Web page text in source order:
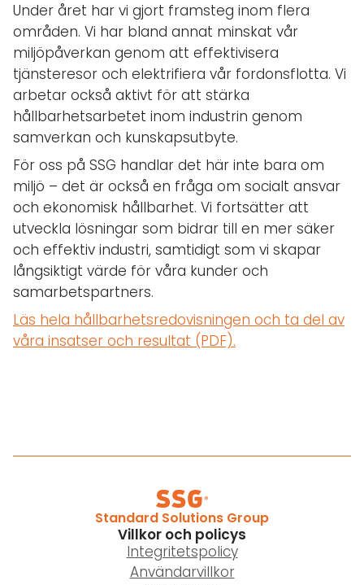
Under året har vi gjort framsteg inom flera
områden. Vi har bland annat minskat vår
miljöpåverkan genom att effektivisera
tjänsteresor och elektrifiera vår fordonsflotta. Vi
arbetar också aktivt för att stärka
hållbarhetsarbetet inom industrin genom
samverkan och kunskapsutbyte.
För oss på SSG handlar det här inte bara om
miljö – det är också en fråga om socialt ansvar
och ekonomisk hållbarhet. Vi fortsätter att
utveckla lösningar som bidrar till en mer säker
och effektiv industri, samtidigt som vi skapar
långsiktigt värde för våra kunder och
samarbetspartners.
Läs hela hållbarhetsredovisningen och ta del av
våra insatser och resultat (PDF).
Standard Solutions Group
Villkor och policys
Integritetspolicy
Användarvillkor